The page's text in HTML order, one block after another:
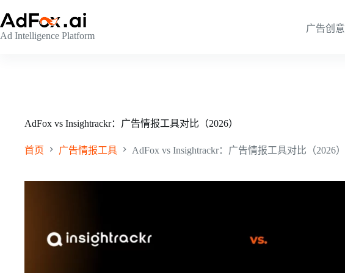
至
内
Ad Intelligence Platform
广告创意
AdFox vs Insightrackr：广告情报工具对比（2026）
首页 广告情报工具 AdFox vs Insightrackr：广告情报工具对比（2026）